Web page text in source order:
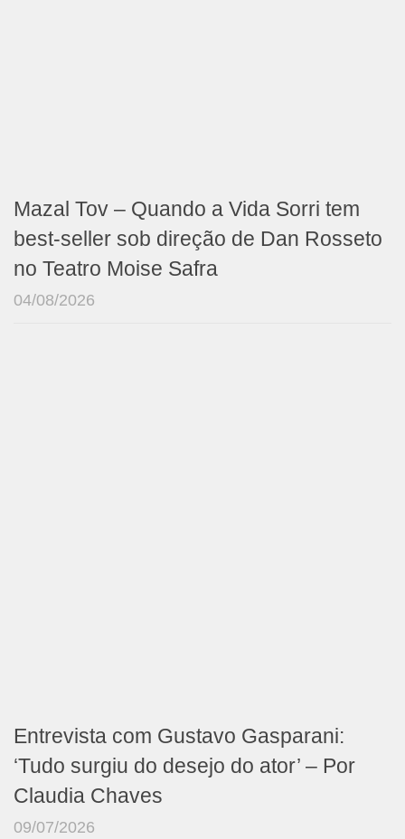
Mazal Tov – Quando a Vida Sorri tem
best-seller sob direção de Dan Rosseto
no Teatro Moise Safra
04/08/2026
Entrevista com Gustavo Gasparani:
‘Tudo surgiu do desejo do ator’ – Por
Claudia Chaves
09/07/2026